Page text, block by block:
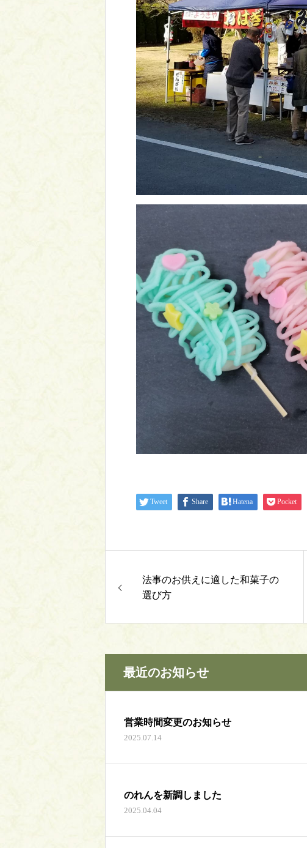
Tweet Share Hatena Pocket
法事のお供えに適した和菓子の
選び方
最近のお知らせ
営業時間変更のお知らせ
2025.07.14
のれんを新調しました
2025.04.04